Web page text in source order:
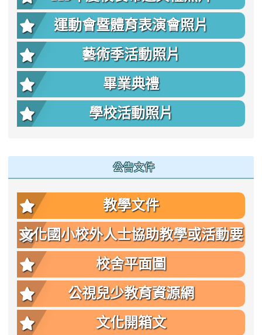
運動會暨體育表演會照片
藝術季活動照片
畢業典禮
學校活動照片
公告文件
教學文件
文化國小校外人士協助教學或活動要
點
校舍平面圖
公視兒少教育資源網
文化開箱文